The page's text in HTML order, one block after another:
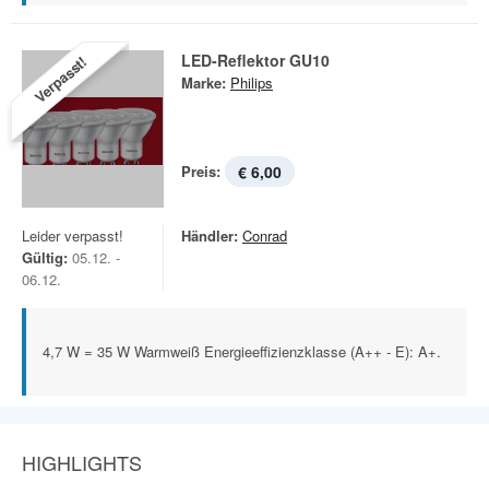
Verpasst! LED-Reflektor GU10
Marke: Philips
Preis: € 6,00
Leider verpasst!
Gültig: 05.12. -
06.12.
Händler: Conrad
4,7 W = 35 W Warmweiß Energieeffizienzklasse (A++ - E): A+.
HIGHLIGHTS